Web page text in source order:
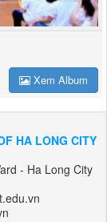
HA LONG CITY
- Ha Long City